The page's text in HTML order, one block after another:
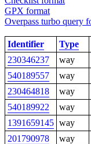
GPX format
Overpass turbo query
Identifier Type
230346237
way
540189557
way
230464818
way
540189922
way
1391659145 way
201790978
way